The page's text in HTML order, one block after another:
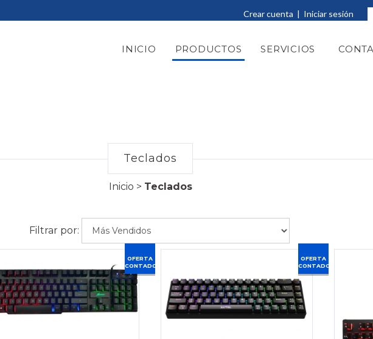
Crear cuenta | Iniciar sesión
INICIO PRODUCTOS SERVICIOS
Teclados
Inicio > Teclados
Filtrar por:
OFERTA
CONTADO
OFERTA
CONTADO